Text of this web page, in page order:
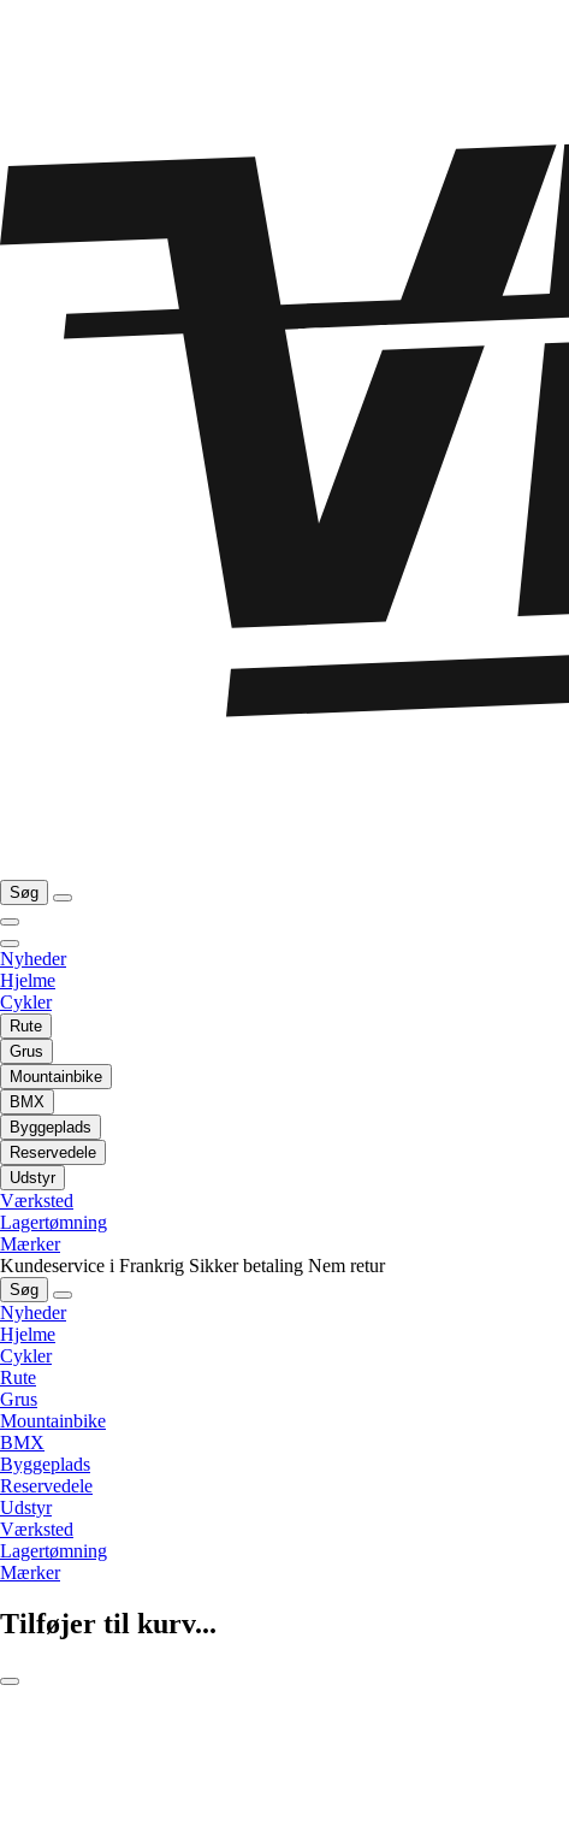
Søg
Nyheder
Hjelme
Cykler
Rute
Grus
Mountainbike
BMX
Byggeplads
Reservedele
Udstyr
Værksted
Lagertømning
Mærker
Kundeservice i Frankrig Sikker betaling Nem retur
Søg
Nyheder
Hjelme
Cykler
Rute
Grus
Mountainbike
BMX
Byggeplads
Reservedele
Udstyr
Værksted
Lagertømning
Mærker
Tilføjer til kurv...